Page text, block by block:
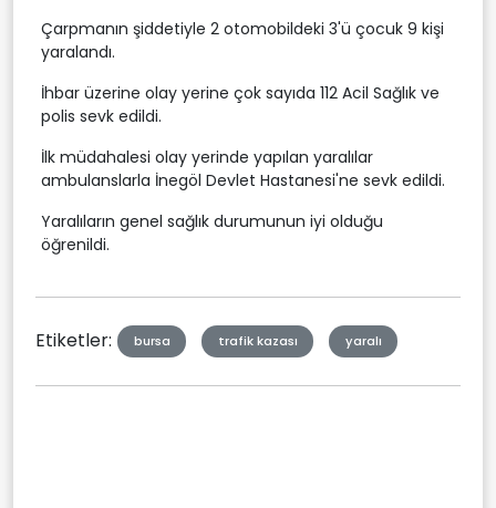
Çarpmanın şiddetiyle 2 otomobildeki 3'ü çocuk 9 kişi
yaralandı.
İhbar üzerine olay yerine çok sayıda 112 Acil Sağlık ve
polis sevk edildi.
İlk müdahalesi olay yerinde yapılan yaralılar
ambulanslarla İnegöl Devlet Hastanesi'ne sevk edildi.
Yaralıların genel sağlık durumunun iyi olduğu
öğrenildi.
Etiketler: bursa trafik kazası yaralı